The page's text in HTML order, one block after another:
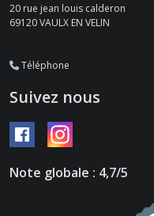
20 rue jean louis calderon
69120VAULX EN VELIN
Téléphone
Suivez nous
Note globale : 4,7/5